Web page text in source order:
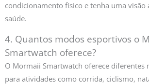
condicionamento físico e tenha uma visão
saúde.
4. Quantos modos esportivos o
Smartwatch oferece?
O Mormaii Smartwatch oferece diferentes
para atividades como corrida, ciclismo,